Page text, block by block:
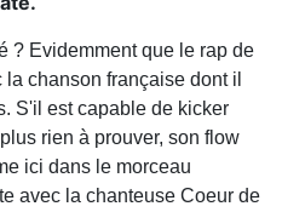
? Evidemment que le rap de
chanson française dont il
S'il est capable de kicker
rien à prouver, son flow
ici dans le morceau
avec la chanteuse Coeur de